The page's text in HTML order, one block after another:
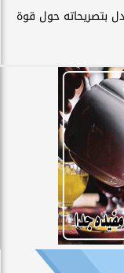
بتصريحاته حول قوة